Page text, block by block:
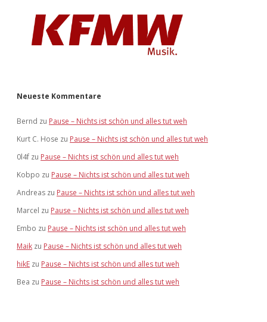
Neueste Kommentare
Bernd zu Pause – Nichts ist schön und alles tut weh
Kurt C. Hose zu Pause – Nichts ist schön und alles tut weh
0l4f zu Pause – Nichts ist schön und alles tut weh
Kobpo zu Pause – Nichts ist schön und alles tut weh
Andreas zu Pause – Nichts ist schön und alles tut weh
Marcel zu Pause – Nichts ist schön und alles tut weh
Embo zu Pause – Nichts ist schön und alles tut weh
Maik zu Pause – Nichts ist schön und alles tut weh
hikE zu Pause – Nichts ist schön und alles tut weh
Bea zu Pause – Nichts ist schön und alles tut weh